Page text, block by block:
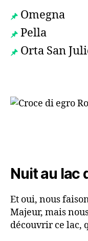
Omegna
Pella
Orta San
Nuit au lac
Et oui, nous
Majeur, mais
découvrir ce lac,